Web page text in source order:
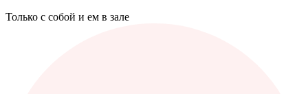
Только с собой и ем в зале